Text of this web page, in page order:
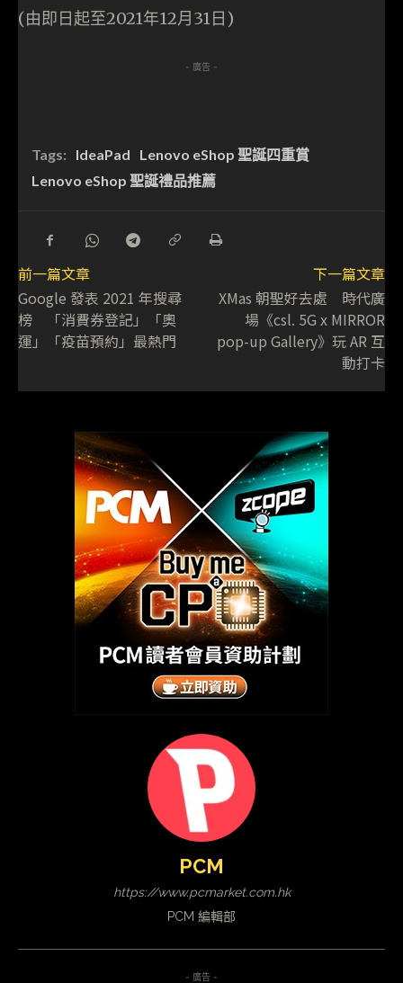
(由即日起至2021年12月31日)
- 廣告 -
Tags: IdeaPad
Lenovo eShop 聖誕四重賞
Lenovo eShop 聖誕禮品推薦
前一篇文章
Google 發表 2021 年搜尋
榜 「消費券登記」「奧
運」「疫苗預約」最熱門
下一篇文章
XMas 朝聖好去處 時代廣
場《csl. 5G x MIRROR
pop-up Gallery》玩 AR 互
動打卡
PCM
https://www.pcmarket.com.hk
PCM 編輯部
- 廣告 -